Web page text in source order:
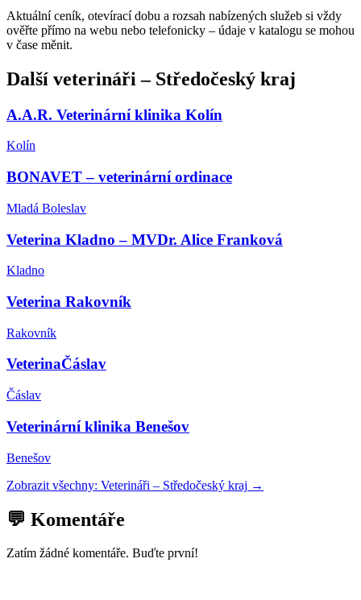
Aktuální ceník, otevírací dobu a rozsah nabízených služeb si vždy
ověřte přímo na webu nebo telefonicky – údaje v katalogu se mohou
v čase měnit.
Další veterináři – Středočeský kraj
A.A.R. Veterinární klinika Kolín
Kolín
BONAVET – veterinární ordinace
Mladá Boleslav
Veterina Kladno – MVDr. Alice Franková
Kladno
Veterina Rakovník
Rakovník
VeterinaČáslav
Čáslav
Veterinární klinika Benešov
Benešov
Zobrazit všechny: Veterináři – Středočeský kraj →
💬 Komentáře
Zatím žádné komentáře. Buďte první!